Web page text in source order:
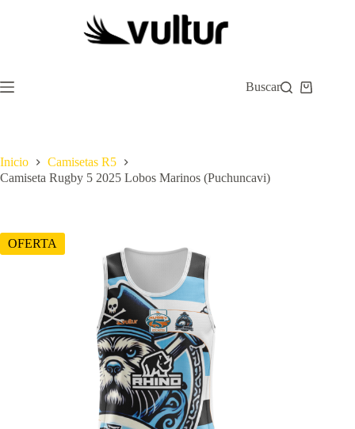
Buscar
Carro
Inicio
Camisetas R5
Camiseta Rugby 5 2025 Lobos Marinos (Puchuncavi)
OFERTA